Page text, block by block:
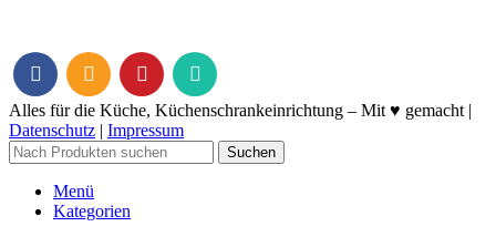
Alles für die Küche, Küchenschrankeinrichtung – Mit ♥ gemacht |
Datenschutz | Impressum
Suchen
Menü
Kategorien